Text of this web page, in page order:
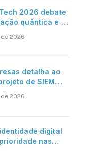
2026 debate
quântica e os
2026
detalha ao
de SIEM
2026
digital
nas